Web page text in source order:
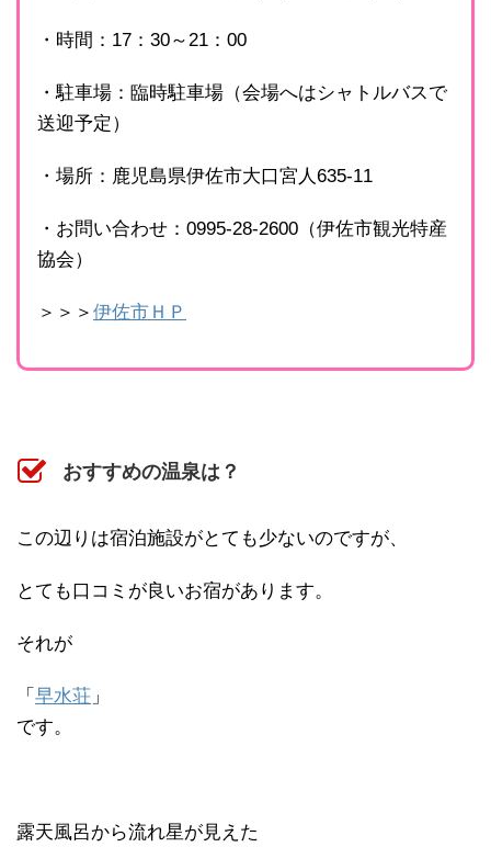
・時間：17：30～21：00
・駐車場：臨時駐車場（会場へはシャトルバスで
送迎予定）
・場所：鹿児島県伊佐市大口宮人635-11
・お問い合わせ：0995-28-2600（伊佐市観光特産
協会）
＞＞＞ 伊佐市ＨＰ
おすすめの温泉は？
この辺りは宿泊施設がとても少ないのですが、
とても口コミが良いお宿があります。
それが
「 早水荘 」
です。
露天風呂から流れ星が見えた